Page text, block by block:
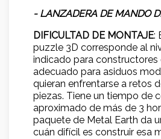
- LANZADERA DE MANDO
DIFICULTAD DE MONTAJE:
puzzle 3D corresponde al
indicado para constructores
adecuado para asiduos
quieran enfrentarse a retos
piezas. Tiene un tiempo de
aproximado de más de 3
paquete de Metal Earth da
cuán difícil es construir esa